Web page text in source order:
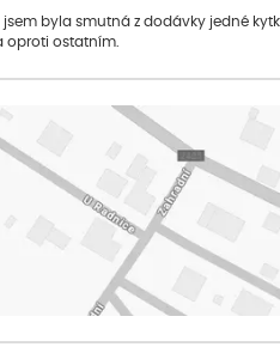
byla smutná z dodávky jedné
oproti ostatním.